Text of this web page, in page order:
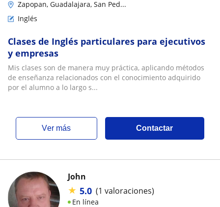
Zapopan, Guadalajara, San Ped...
Inglés
Clases de Inglés particulares para ejecutivos
y empresas
Mis clases son de manera muy práctica, aplicando métodos
de enseñanza relacionados con el conocimiento adquirido
por el alumno a lo largo s...
ver más Contactar
John
★ 5.0 (1 valoraciones)
En línea